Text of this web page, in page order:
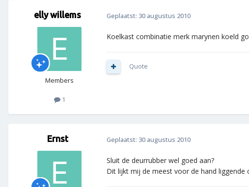
elly willems
Members
1
Geplaatst: 30 augustus 2010
Koelkast combinatie merk marynen koeld
Quote
Ernst Geplaatst: 30 augustus 2010
Sluit de deurrubber wel goed aan?
Dit lijkt mij de meest voor de hand liggende